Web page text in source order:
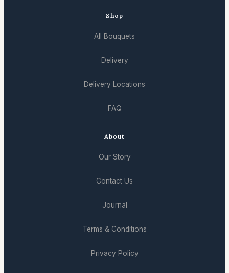
Shop
All Bouquets
Delivery
Delivery Locations
FAQ
About
Our Story
Contact Us
Journal
Terms & Conditions
Privacy Policy